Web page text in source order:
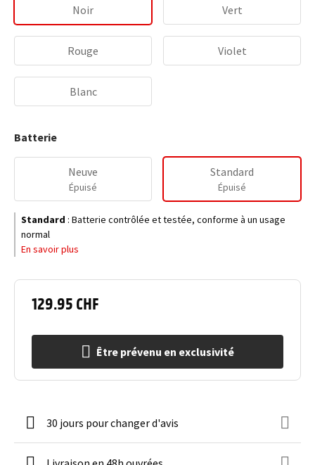
129.95 CHF
Être prévenu en exclusivité
Noir Vert
Rouge Violet
Blanc
Batterie
Neuve
Épuisé
Standard
Épuisé
Standard : Batterie contrôlée et testée, conforme à un usage
normal
En savoir plus
30 jours pour changer d'avis